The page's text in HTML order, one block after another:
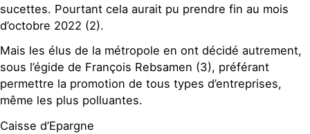
sucettes. Pourtant cela aurait pu prendre fin au mois
d’octobre 2022 (2).
Mais les élus de la métropole en ont décidé autrement,
sous l’égide de François Rebsamen (3), préférant
permettre la promotion de tous types d’entreprises,
même les plus polluantes.
Caisse d’Epargne